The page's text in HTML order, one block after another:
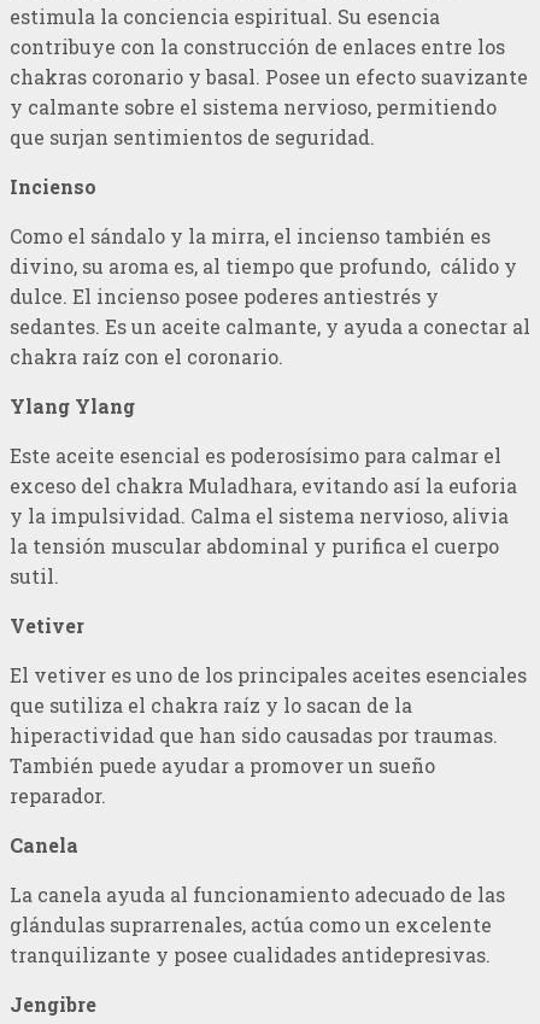
estimula la conciencia espiritual. Su esencia
contribuye con la construcción de enlaces entre los
chakras coronario y basal. Posee un efecto suavizante
y calmante sobre el sistema nervioso, permitiendo
que surjan sentimientos de seguridad.
Incienso
Como el sándalo y la mirra, el incienso también es
divino, su aroma es, al tiempo que profundo, cálido y
dulce. El incienso posee poderes antiestrés y
sedantes. Es un aceite calmante, y ayuda a conectar al
chakra raíz con el coronario.
Ylang Ylang
Este aceite esencial es poderosísimo para calmar el
exceso del chakra Muladhara, evitando así la euforia
y la impulsividad. Calma el sistema nervioso, alivia
la tensión muscular abdominal y purifica el cuerpo
sutil.
Vetiver
El vetiver es uno de los principales aceites esenciales
que sutiliza el chakra raíz y lo sacan de la
hiperactividad que han sido causadas por traumas.
También puede ayudar a promover un sueño
reparador.
Canela
La canela ayuda al funcionamiento adecuado de las
glándulas suprarrenales, actúa como un excelente
tranquilizante y posee cualidades antidepresivas.
Jengibre